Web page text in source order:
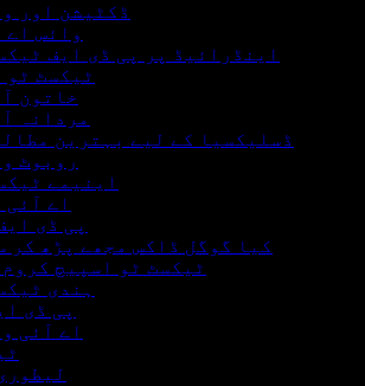
ڈکٹیشن اور
وائس اے
اینڈرائیڈ پر پی ڈی ایف
ٹیکسٹ ٹو
خاتون
مردانہ
ڈسلیکسیا کے لیے بہترین
روبوٹ
اینیمے
اے آئی
پی ڈی
کیا گوگل ڈاکس مجھے پڑھ کر
ٹیکسٹ ٹو اسپیچ
ہندی
پی ڈی
اے آئی